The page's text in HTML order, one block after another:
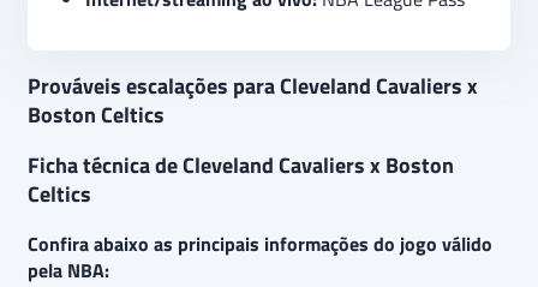
Prováveis escalações para Cleveland Cavaliers x
Boston Celtics
Ficha técnica de Cleveland Cavaliers x Boston
Celtics
Confira abaixo as principais informações do jogo válido
pela NBA: